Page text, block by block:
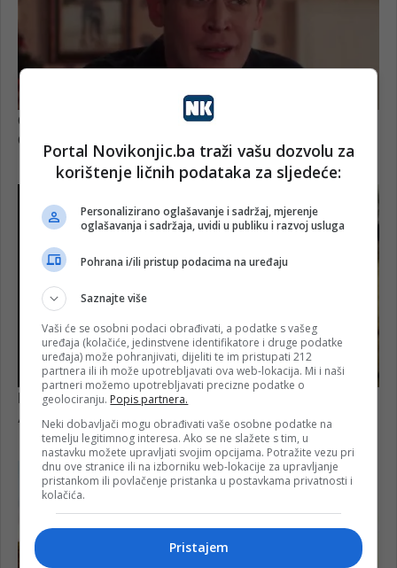
Portal Novikonjic.ba traži vašu dozvolu za
korištenje ličnih podataka za sljedeće:
Personalizirano oglašavanje i sadržaj, mjerenje
oglašavanja i sadržaja, uvidi u publiku i razvoj usluga
Pohrana i/ili pristup podacima na uređaju
Saznajte više
Vaši će se osobni podaci obrađivati, a podatke s vašeg
uređaja (kolačiće, jedinstvene identifikatore i druge podatke
uređaja) može pohranjivati, dijeliti te im pristupati 212
partnera ili ih može upotrebljavati ova web-lokacija. Mi i naši
partneri možemo upotrebljavati precizne podatke o
geolociranju. Popis partnera.
Neki dobavljači mogu obrađivati vaše osobne podatke na
temelju legitimnog interesa. Ako se ne slažete s tim, u
nastavku možete upravljati svojim opcijama. Potražite vezu pri
dnu ove stranice ili na izborniku web-lokacije za upravljanje
pristankom ili povlačenje pristanka u postavkama privatnosti i
kolačića.
Pristajem